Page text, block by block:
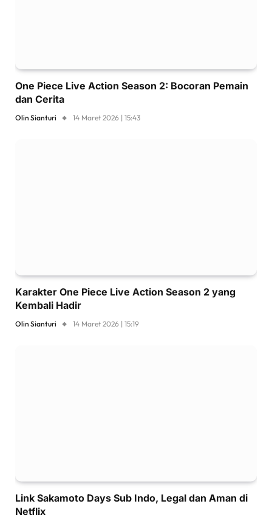
One Piece Live Action Season 2: Bocoran Pemain
dan Cerita
Olin Sianturi 14 Maret 2026 | 15:43
Karakter One Piece Live Action Season 2 yang
Kembali Hadir
Olin Sianturi 14 Maret 2026 | 15:19
Link Sakamoto Days Sub Indo, Legal dan Aman di
Netflix